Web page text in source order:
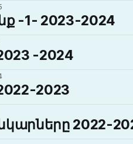
-1- 2023-2024
-2024
2023
2022-